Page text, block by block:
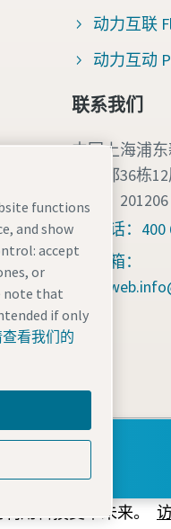
业信息
动力互联
动力互动
联系我们
中国上海浦
领之都36栋
邮编：201206
电话：
邮箱：
用科技变革未来。
functions
and show
accept
or
note that
if only
看我们的